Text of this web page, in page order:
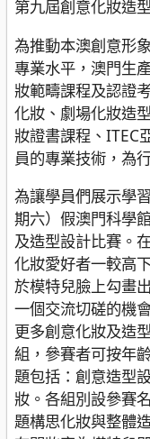
第九屆創意化妝造
為推動本澳創意形
專業水平，澳門生
妝範疇課程及認證
化妝、劇場化妝造
妝證書課程、ITEC
員的專業技術，為
為讓學員們展示學
期六）假澳門科學
及造型設計比賽。
化妝愛好者一較高
於模特兒臉上勾畫
一個交流切磋的機
更多創意化妝及造
組，參賽者可按年
題包括：創意造型
妝。各組別設參賽
題構思化妝與整體